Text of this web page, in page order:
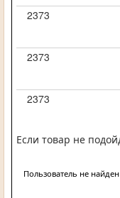
2373
2373
2373
Если товар не
Пользователь не найден